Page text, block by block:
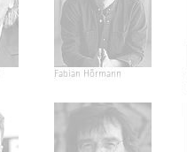
Fabian Hörmann